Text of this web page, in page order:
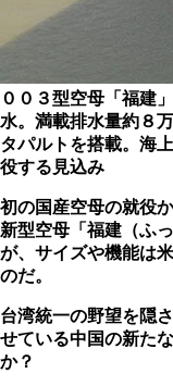
００３型空母「福建
水。満載排水量約８
タパルトを搭載。海
役する見込み
初の国産空母の就役
新型空母「福建（ふっ
が、サイズや機能は
のだ。
台湾統一の野望を隠
せている中国の新た
か？